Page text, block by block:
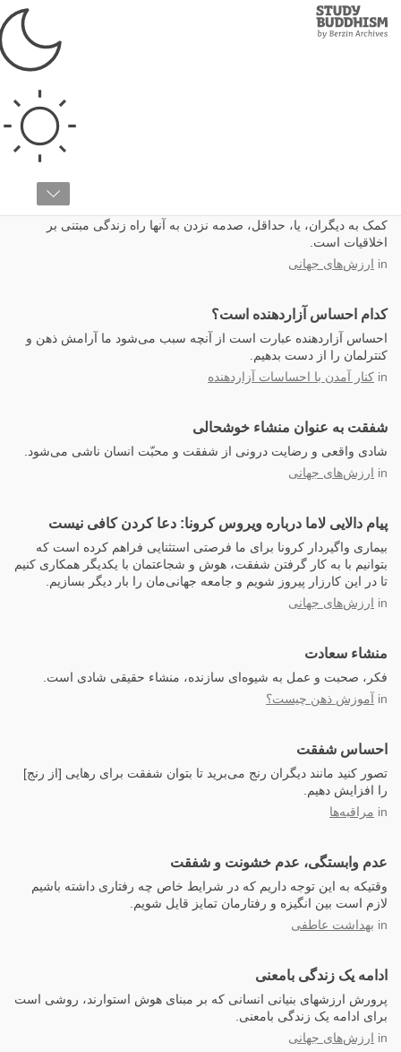
Study
Buddhism
کمک به دیگران، یا، حداقل، صدمه نزدن به آنها راه زندگی مبتنی بر
اخلاقیات است.
in ارزش‌های جهانی
کدام احساس آزاردهنده است؟
احساس آزاردهنده عبارت است از آنچه سبب می‌شود ما آرامش ذهن و
کنترلمان را از دست بدهیم.
in کنار آمدن با احساسات آزاردهنده
شفقت به عنوان منشاء خوشحالی
شادی واقعی و رضایت درونی از شفقت و محبّت انسان ناشی می‌شود.
in ارزش‌های جهانی
پیام دالایی لاما درباره ویروس کرونا: دعا کردن کافی نیست
بیماری واگیردار کرونا برای ما فرصتی استثنایی فراهم کرده است که
بتوانیم با به کار گرفتن شفقت، هوش و شجاعتمان با یکدیگر همکاری کنیم
تا در این کارزار پیروز شویم و جامعه جهانی‌مان را بار دیگر بسازیم.
in ارزش‌های جهانی
منشاء سعادت
فکر، صحبت و عمل به شیوه‌ای سازنده، منشاء حقیقی شادی است.
in آموزش ذهن چیست؟
احساس شفقت
تصور کنید مانند دیگران رنج می‌برید تا بتوان شفقت‌ برای رهایی [از رنج]
را افزایش دهیم.
in مراقبه‌ها
عدم وابستگی، عدم خشونت و شفقت
وقتیکه به این توجه داریم که در شرایط خاص چه رفتاری داشته باشیم
لازم است بین انگیزه و رفتارمان تمایز قايل شویم.
in بهداشت عاطفی
ادامه یک زندگی بامعنی
پرورش ارزشهای بنیانی انسانی که بر مبنای هوش استوارند، روشی است
برای ادامه یک زندگی بامعنی.
in ارزش‌های جهانی